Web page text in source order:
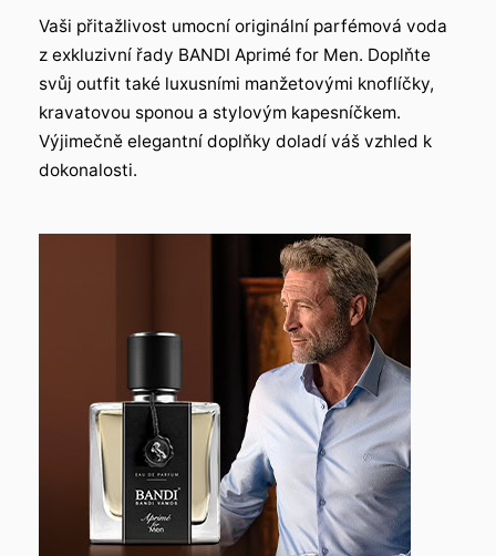
Vaši přitažlivost umocní originální parfémová voda
z exkluzivní řady BANDI Aprimé for Men. Doplňte
svůj outfit také luxusními manžetovými knoflíčky,
kravatovou sponou a stylovým kapesníčkem.
Výjimečně elegantní doplňky doladí váš vzhled k
dokonalosti.